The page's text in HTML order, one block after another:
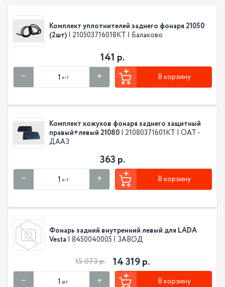
Комплект уплотнителей заднего фонаря 21050
(2шт) | 210503716018КТ | Балаково
141 р.
к-т В корзину
Комплект кожухов фонаря заднего защитный
правый+левый 21080 | 21080371601КТ | ОАТ -
ДААЗ
363 р.
к-т В корзину
Фонарь задний внутренний левый для LADA
Vesta | 8450040005 | ЗАВОД
15 073 р. 14 319 р.
шт В корзину